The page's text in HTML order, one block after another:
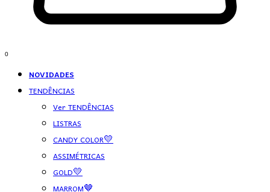
0
NOVIDADES
TENDÊNCIAS
Ver TENDÊNCIAS
LISTRAS
CANDY COLOR💛
ASSIMÉTRICAS
GOLD💛